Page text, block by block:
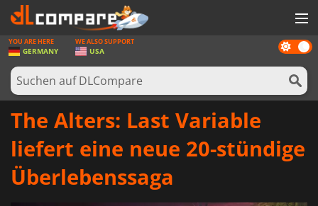
SPIELE
SPIEL KARTEN
SOFTWARE
Dark
mode
YOU ARE HERE
GERMANY
WE ALSO SUPPORT
USA
The Alters: Last Variable
liefert eine neue 20-stündige
Überlebenssaga